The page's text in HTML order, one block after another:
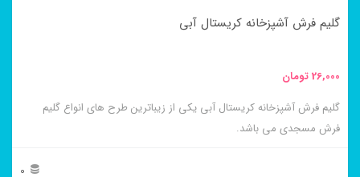
گلیم فرش آشپزخانه کریستال آبی
26,000تومان
گلیم فرش آشپزخانه کریستال آبی یکی از زیباترین طرح های انواع گلیم
فرش مسجدی می باشد.
0